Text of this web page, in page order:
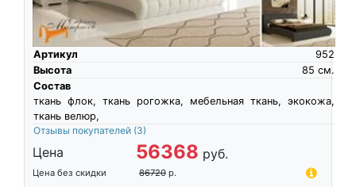
Артикул
952
Высота
см.
85
Состав
ткань флок, ткань рогожка, мебельная ткань, экокожа,
ткань велюр,
Отзывы покупателей (3)
Цена 56368 руб.
Цена без скидки 86720 р.